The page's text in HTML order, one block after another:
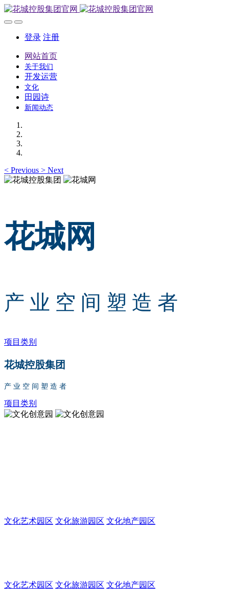
登录 注册
网站首页
关于我们
开发运营
文化
田园诗
新闻动态
< Previous > Next
花城网
产 业 空 间 塑 造 者
项目类别
花城控股集团
产 业 空 间 塑 造 者
项目类别
文化艺术园区 文化旅游园区 文化地产园区
文化艺术园区 文化旅游园区 文化地产园区